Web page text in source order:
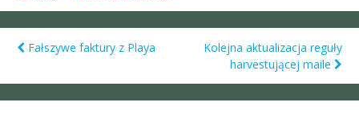
navigation
Fałszywe faktury z Playa
Kolejna aktualizacja reguły
harvestującej maile